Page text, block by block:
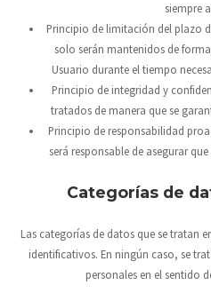
siempre
Principio de limitación del plazo
solo serán mantenidos de
Usuario durante el tiempo
Principio de integridad y
tratados de manera que se
Principio de responsabilidad
será responsable de asegurar
Categorías de
Las categorías de datos que se tratan
identificativos. En ningún caso, se
personales en el sentido